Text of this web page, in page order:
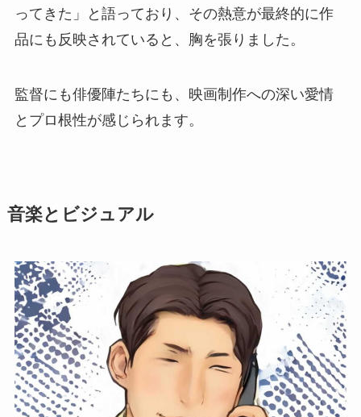
ってきた」と語っており、その熱意が最終的に作
品にも反映されていると、胸を張りました。
監督にも俳優陣たちにも、映画制作への深い愛情
とプロ根性が感じられます。
音楽とビジュアル